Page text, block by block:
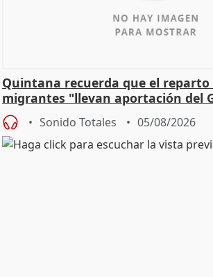
Quintana recuerda que el reparto
migrantes "llevan aportación del
central
Sonido Totales 05/08/2026